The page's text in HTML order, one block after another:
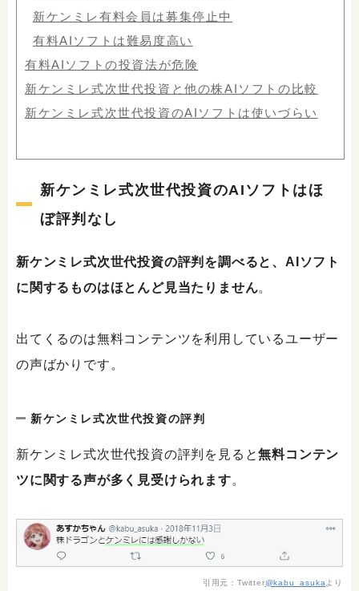
新ケンミレ有料会員は募集停止中
有料AIソフトは難易度高い
有料AIソフトの投資法が危険
新ケンミレ式次世代投資と他の株AIソフトの比較
新ケンミレ式次世代投資のAIソフトは使いづらい
新ケンミレ式次世代投資のAIソフトはほ
ぼ評判なし
新ケンミレ式次世代投資の評判を調べると、AIソフト
に関するものはほとんど見当たりません。
出てくるのは無料コンテンツを利用しているユーザー
の声ばかりです。
新ケンミレ式次世代投資の評判
新ケンミレ式次世代投資の評判を見ると無料コンテン
ツに関する声が多く見受けられます。
引用元：Twitter@kabu_asuka より